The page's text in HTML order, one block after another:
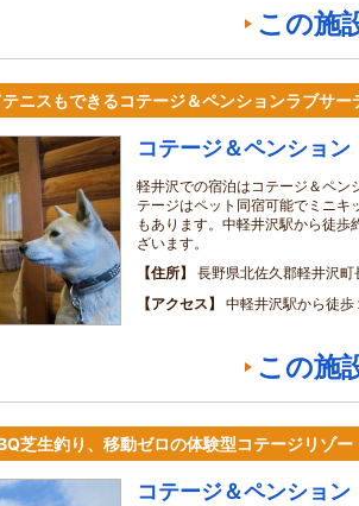
この施
ニスもできるコテージ＆ペンションラブサー
コテージ＆ペンショ
軽井沢での宿泊はコテージ＆ペン
テージはペット同宿可能でミニキ
もあります。中軽井沢駅から徒歩
ざいます。
住所
長野県北佐久郡軽井沢町
アクセス
中軽井沢駅から徒歩
この施
芝生釣り、移動ゼロの体験型コテージリゾー
コテージ＆ペンション